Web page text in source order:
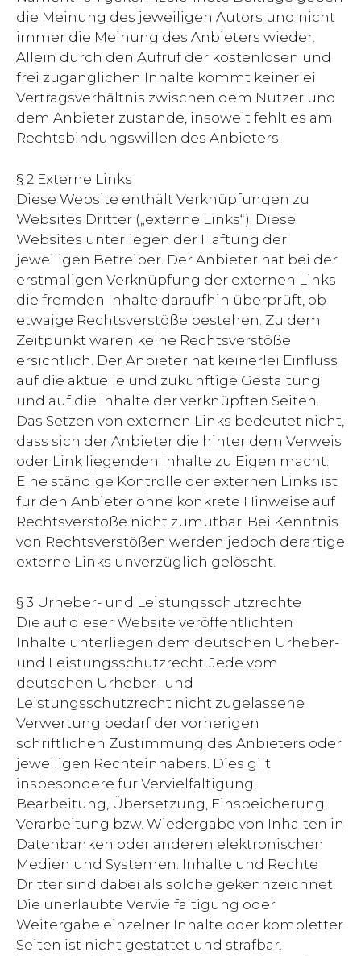
die Meinung des jeweiligen Autors und nicht
immer die Meinung des Anbieters wieder.
Allein durch den Aufruf der kostenlosen und
frei zugänglichen Inhalte kommt keinerlei
Vertragsverhältnis zwischen dem Nutzer und
dem Anbieter zustande, insoweit fehlt es am
Rechtsbindungswillen des Anbieters.
§ 2 Externe Links
Diese Website enthält Verknüpfungen zu
Websites Dritter („externe Links“). Diese
Websites unterliegen der Haftung der
jeweiligen Betreiber. Der Anbieter hat bei der
erstmaligen Verknüpfung der externen Links
die fremden Inhalte daraufhin überprüft, ob
etwaige Rechtsverstöße bestehen. Zu dem
Zeitpunkt waren keine Rechtsverstöße
ersichtlich. Der Anbieter hat keinerlei Einfluss
auf die aktuelle und zukünftige Gestaltung
und auf die Inhalte der verknüpften Seiten.
Das Setzen von externen Links bedeutet nicht,
dass sich der Anbieter die hinter dem Verweis
oder Link liegenden Inhalte zu Eigen macht.
Eine ständige Kontrolle der externen Links ist
für den Anbieter ohne konkrete Hinweise auf
Rechtsverstöße nicht zumutbar. Bei Kenntnis
von Rechtsverstößen werden jedoch derartige
externe Links unverzüglich gelöscht.
§ 3 Urheber- und Leistungsschutzrechte
Die auf dieser Website veröffentlichten
Inhalte unterliegen dem deutschen Urheber-
und Leistungsschutzrecht. Jede vom
deutschen Urheber- und
Leistungsschutzrecht nicht zugelassene
Verwertung bedarf der vorherigen
schriftlichen Zustimmung des Anbieters oder
jeweiligen Rechteinhabers. Dies gilt
insbesondere für Vervielfältigung,
Bearbeitung, Übersetzung, Einspeicherung,
Verarbeitung bzw. Wiedergabe von Inhalten in
Datenbanken oder anderen elektronischen
Medien und Systemen. Inhalte und Rechte
Dritter sind dabei als solche gekennzeichnet.
Die unerlaubte Vervielfältigung oder
Weitergabe einzelner Inhalte oder kompletter
Seiten ist nicht gestattet und strafbar.